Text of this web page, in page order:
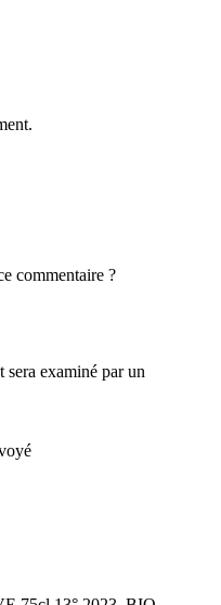
commentaire ?
sera examiné par un